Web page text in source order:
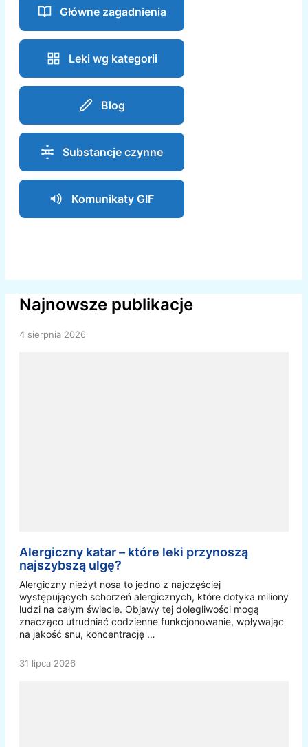
Główne zagadnienia
Leki wg kategorii
Blog
Substancje czynne
Komunikaty GIF
Najnowsze publikacje
4 sierpnia 2026
Alergiczny katar – które leki przynoszą
najszybszą ulgę?
Alergiczny nieżyt nosa to jedno z najczęściej
występujących schorzeń alergicznych, które dotyka miliony
ludzi na całym świecie. Objawy tej dolegliwości mogą
znacząco utrudniać codzienne funkcjonowanie, wpływając
na jakość snu, koncentrację …
31 lipca 2026